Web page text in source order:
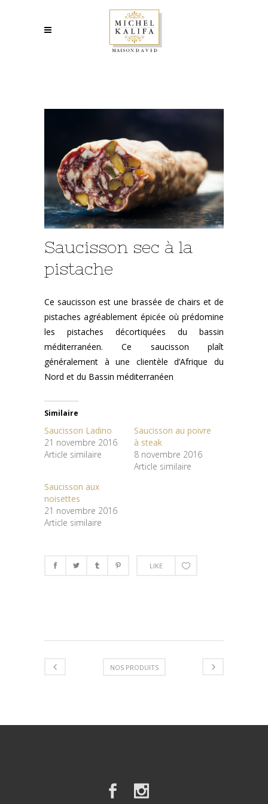
Saucisson sec à la
pistache
Ce saucisson est une brassée de chairs et de
pistaches agréablement épicée où prédomine
les pistaches décortiquées du bassin
méditerranéen. Ce saucisson plaît
généralement à une clientèle d’Afrique du
Nord et du Bassin méditerranéen
Similaire
Saucisson Ladino
21 novembre 2016
Article similaire
Saucisson au poivre
à steak
8 novembre 2016
Article similaire
Saucisson aux
noisettes
21 novembre 2016
Article similaire
LIKE
NOS PRODUITS